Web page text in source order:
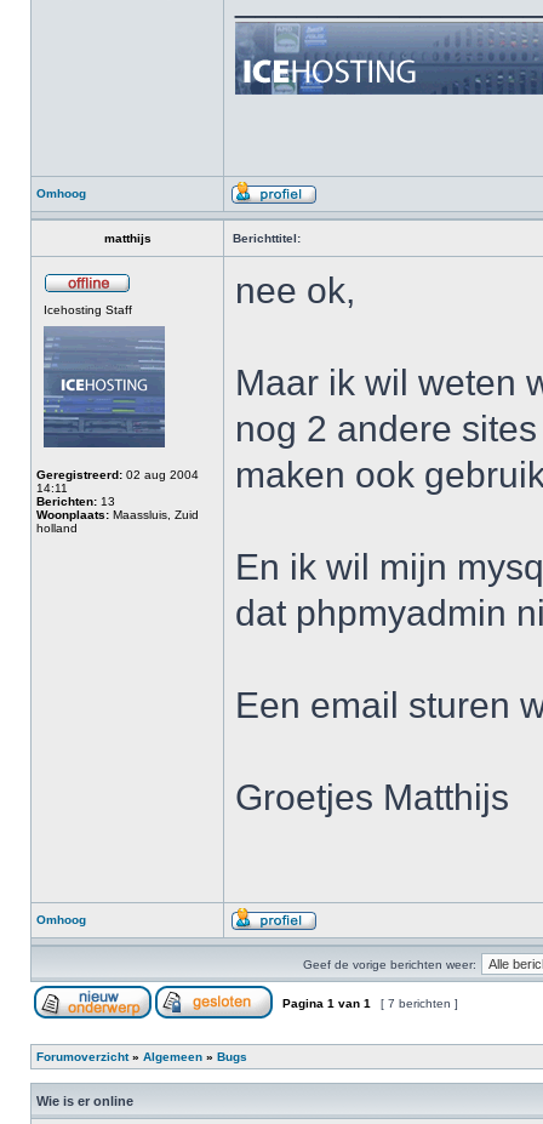
Omhoog
matthijs Berichttitel:
Icehosting Staff
Geregistreerd: 02 aug 2004
14:11
Berichten: 13
Woonplaats: Maassluis, Zuid
holland
nee ok,
Maar ik wil weten
nog 2 andere
maken ook
En ik wil mijn
dat phpmyadmin
Een email sturen
Groetjes Matthijs
Omhoog
Geef de vorige berichten weer:
Pagina 1 van 1 [ 7 berichten ]
Forumoverzicht» Algemeen » Bugs
Wie is er online